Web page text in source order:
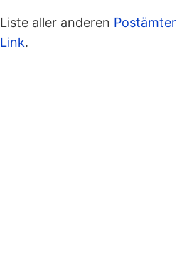
Liste aller anderen
Link.